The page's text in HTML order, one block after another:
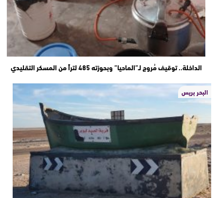
الداخلة.. توقيف مُروج لـ”الماحيا” وبحوزته 485 لتراً من المسكر التقليدي
البحر بريس